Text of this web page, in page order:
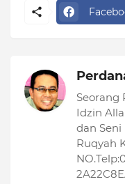
Seorang
Idzin
dan
Ruqyah